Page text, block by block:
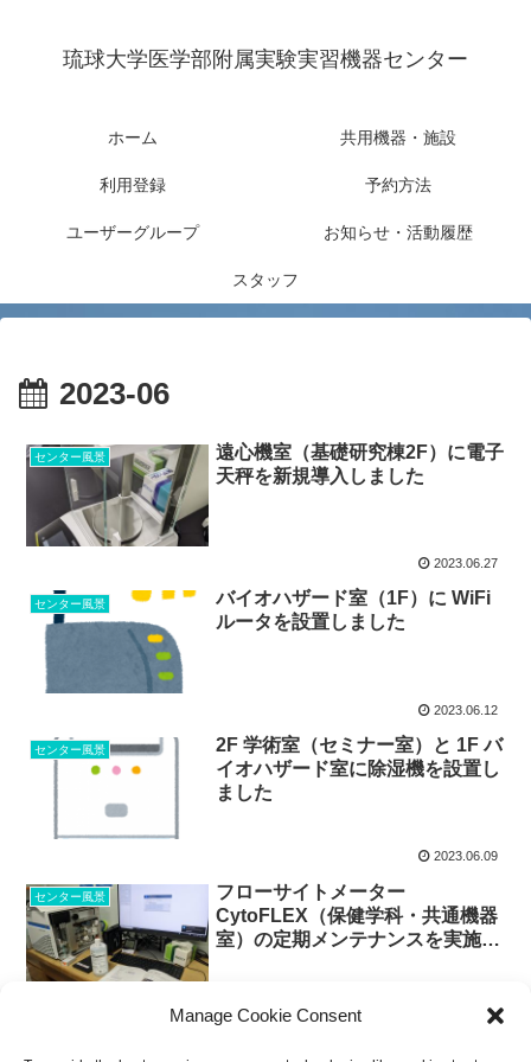
Manage Cookie Consent
琉球大学医学部附属実験実習機器センター
ホーム 共用機器・施設
利用登録 予約方法
ユーザーグループ お知らせ・活動履歴
スタッフ
2023-06
センター風景
遠心機室（基礎研究棟2F）に電子
天秤を新規導入しました
2023.06.27
センター風景
バイオハザード室（1F）に WiFi
ルータを設置しました
2023.06.12
センター風景
2F 学術室（セミナー室）と 1F バ
イオハザード室に除湿機を設置し
ました
2023.06.09
センター風景
フローサイトメーター
CytoFLEX（保健学科・共通機器
室）の定期メンテナンスを実施し